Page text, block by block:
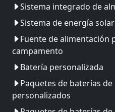
Sistema integrado de
Sistema de energía
Fuente de alimentación
campamento
Batería personalizada
Paquetes de baterías
personalizados